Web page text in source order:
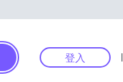
登入